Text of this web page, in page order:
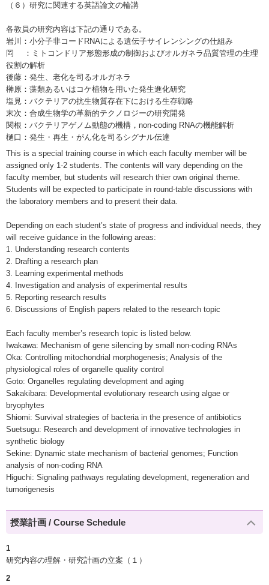
（６）研究に関連する英語論文の輪講
各教員の研究内容は下記の通りである。
岩川：小分子非コードRNAによる遺伝子サイレンシングの仕組み
岡 ：ミトコンドリア形態形成の制御およびオルガネラ品質管理の生理
役割の解析
後藤：発生、老化を司るオルガネラ
榊原：藻類あるいはコケ植物を用いた発生進化研究
塩見：バクテリアの抗生物質存在下における生存戦略
末次：合成生物学の革新的テクノロジーの研究開発
関根：バクテリアゲノム動態の機構，non-coding RNAの機能解析
樋口：発生・再生・がん化を司るシグナル伝達
This is a special training course in which each faculty member will be
assigned only 1-2 students. The contents will vary depending on the
faculty member, but students will research thier own original theme.
Students will be expected to participate in round-table discussions with
the laboratory members and to present their data.
Depending on each student’s state of progress and individual needs, they
will receive guidance in the following areas:
1. Understanding research contents
2. Drafting a research plan
3. Learning experimental methods
4. Investigation and analysis of experimental results
5. Reporting research results
6. Discussions of English papers related to the research topic
Each faculty member’s research topic is listed below.
Iwakawa: Mechanism of gene silencing by small non-coding RNAs
Oka: Controlling mitochondrial morphogenesis; Analysis of the
physiological roles of organelle quality control
Goto: Organelles regulating development and aging
Sakakibara: Developmental evolutionary research using algae or
bryophytes
Shiomi: Survival strategies of bacteria in the presence of antibiotics
Suetsugu: Research and development of innovative technologies in
synthetic biology
Sekine: Dynamic state mechanism of bacterial genomes; Function
analysis of non-coding RNA
Higuchi: Signaling pathways regulating development, regeneration and
tumorigenesis
授業計画 / Course Schedule
1
研究内容の理解・研究計画の立案（１）
2